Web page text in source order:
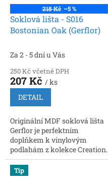
218 Kč –5 %
Soklová lišta - S016
Bostonian Oak (Gerflor)
Za 2 - 5 dní u Vás
250 Kč včetně DPH
207 Kč / ks
DETAIL
Originální MDF soklová lišta
Gerflor je perfektním
doplňkem k vinylovým
podlahám z kolekce Creation.
Rozměry: 2200 × 60 × 16 mm.
Snadná instalace, možnost
vedení kabelů
Tip